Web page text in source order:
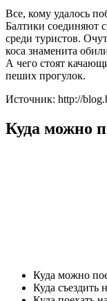
Все, кому удалось
Балтики соединяют
среди туристов.
коса знаменита
А чего стоят
пеших прогулок.
Источник: http://
Куда можно
Куда можно
Куда съездить